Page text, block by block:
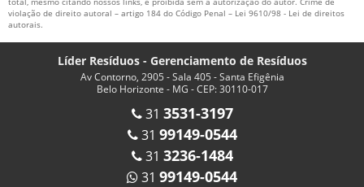
violação de direito autoral – artigo 184 do Código Penal – Lei 9610/98 - Lei de direitos
autorais.
Líder Resíduos - Gerenciamento de Resíduos
Av Contorno, 2905 - Sala 405 - Santa Efigênia
Belo Horizonte - MG - CEP: 30110-017
31 3531-3197
31 99149-0544
31 3236-1484
31 99149-0544